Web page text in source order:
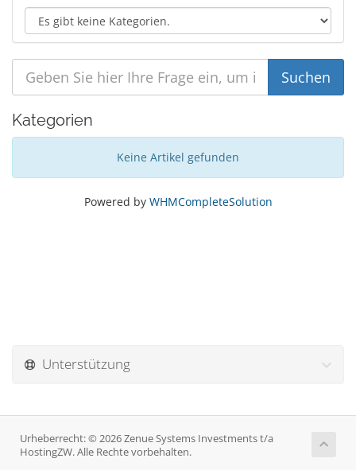
Kategorien
Keine Artikel gefunden
Powered by WHMCompleteSolution
Unterstützung
Urheberrecht: © 2026 Zenue Systems Investments t/a
HostingZW. Alle Rechte vorbehalten.